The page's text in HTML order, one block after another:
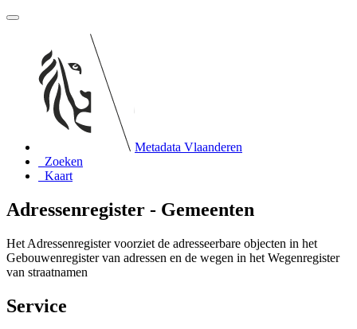
Metadata Vlaanderen
Zoeken
Kaart
Adressenregister - Gemeenten
Het Adressenregister voorziet de adresseerbare objecten in het
Gebouwenregister van adressen en de wegen in het Wegenregister
van straatnamen
Service